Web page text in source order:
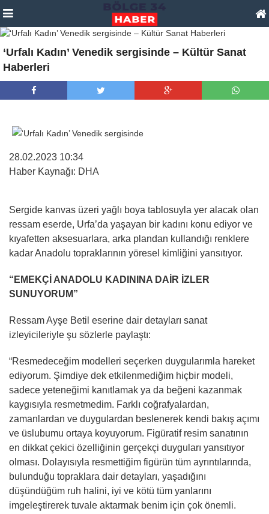
‘Urfalı Kadın’ Venedik sergisinde – Kültür Sanat
Haberleri
28.02.2023 10:34
Haber Kaynağı: DHA
Sergide kanvas üzeri yağlı boya tablosuyla yer alacak olan
ressam eserde, Urfa’da yaşayan bir kadını konu ediyor ve
kıyafetten aksesuarlara, arka plandan kullandığı renklere
kadar Anadolu topraklarının yöresel kimliğini yansıtıyor.
“EMEKÇİ ANADOLU KADININA DAİR İZLER
SUNUYORUM”
Ressam Ayşe Betil eserine dair detayları sanat
izleyicileriyle şu sözlerle paylaştı:
“Resmedeceğim modelleri seçerken duygularımla hareket
ediyorum. Şimdiye dek etkilenmediğim hiçbir modeli,
sadece yeteneğimi kanıtlamak ya da beğeni kazanmak
kaygısıyla resmetmedim. Farklı coğrafyalardan,
zamanlardan ve duygulardan beslenerek kendi bakış açımı
ve üslubumu ortaya koyuyorum. Figüratif resim sanatının
en dikkat çekici özelliğinin gerçekçi duyguları yansıtıyor
olması. Dolayısıyla resmettiğim figürün tüm ayrıntılarında,
bulunduğu topraklara dair detayları, yaşadığını
düşündüğüm ruh halini, iyi ve kötü tüm yanlarını
imgeleştirerek tuvale aktarmak benim için çok önemli.